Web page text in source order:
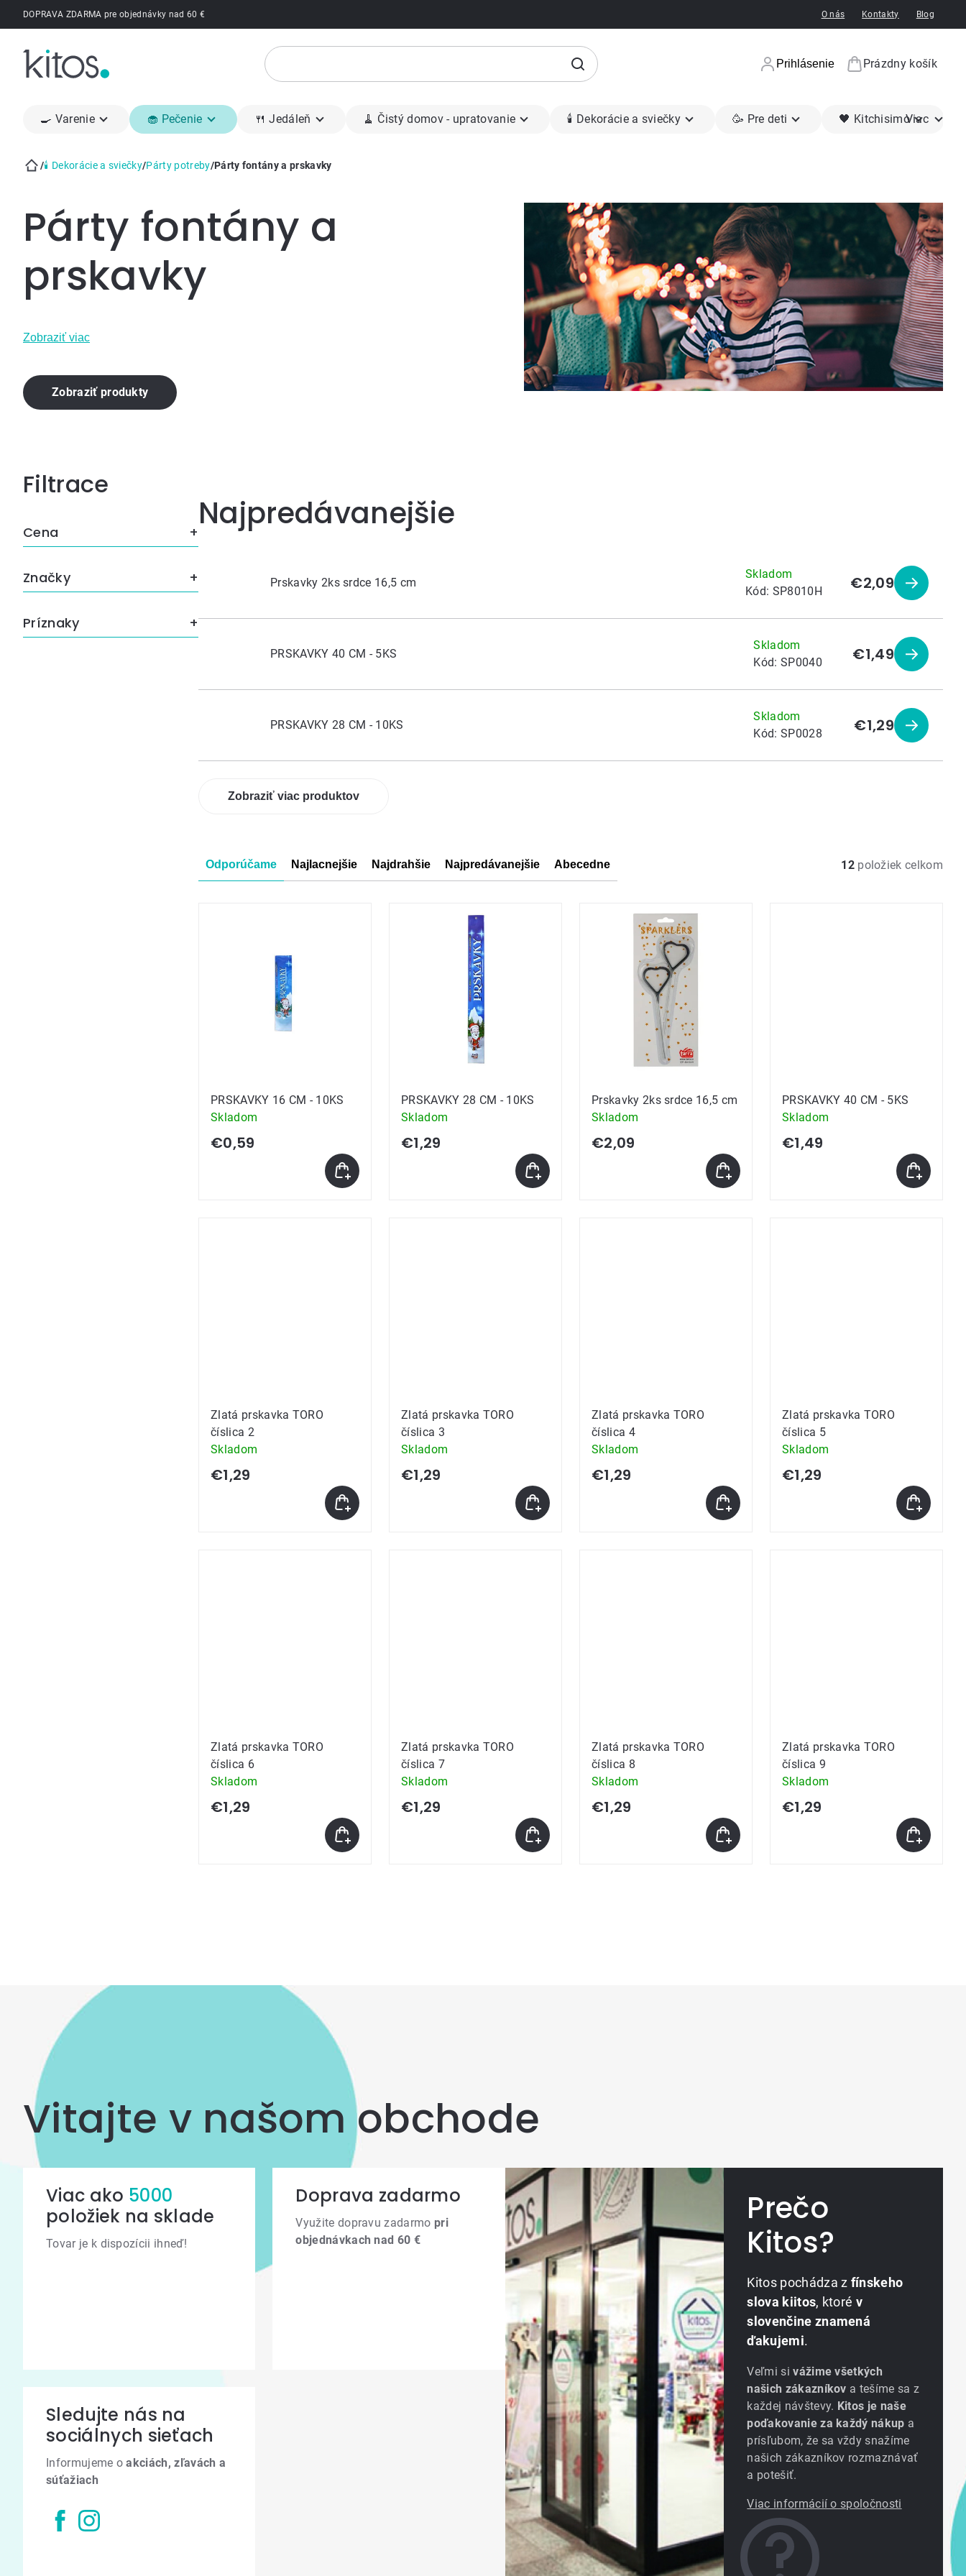
PrejsťDOPRAVA ZDARMA pre objednávky nad 60 € O nás Kontakty Blog
Prihlásenie
Nákupný
Prázdny košík
🍳 Varenie 🧁 Pečenie 🍴 Jedáleň 🧹 Čistý domov - upratovanie 🕯 Dekorácie a sviečky 🥳 Pre deti 🖤 KitchisimoViac
/🕯 Dekorácie a sviečky/Párty potreby/Párty fontány a prskavky
Párty fontány a
prskavky
Zobraziť viac
Zobraziť produkty
Bočný
panel
Cena
Príznaky
Značky
Najpredávanejšie
Prskavky 2ks srdce 16,5 cm
Skladom
Kód: SP8010H €2,09
Zobraziť
PRSKAVKY 40 CM - 5KS
Skladom
Kód:SP0040 €1,49
Zobraziť
PRSKAVKY 28 CM - 10KS
Skladom
Kód:SP0028 €1,29
Zobraziť
Zobraziť viac produktov
Radenie
Odporúčame Najlacnejšie Najdrahšie Najpredávanejšie Abecedne 12položiek celkom
produktov
PRSKAVKY 16 CM - 10KS
Skladom
€0,59
PRSKAVKY 28 CM - 10KS
Skladom
€1,29
Prskavky 2ks srdce 16,5 cm
Skladom
€2,09
PRSKAVKY 40 CM - 5KS
Skladom
€1,49
Zlatá prskavka TORO
číslica 2
Skladom
€1,29
Zlatá prskavka TORO
číslica 3
Skladom
€1,29
Zlatá prskavka TORO
číslica 4
Skladom
€1,29
Zlatá prskavka TORO
číslica 5
Skladom
€1,29
Zlatá prskavka TORO
číslica 6
Skladom
€1,29
Zlatá prskavka TORO
číslica 7
Skladom
€1,29
Zlatá prskavka TORO
číslica 8
Skladom
€1,29
Zlatá prskavka TORO
číslica 9
Skladom
€1,29
Vitajte v našom obchode
Viac ako 5000
položiek na sklade
Tovar je k dispozícii ihneď!
Doprava zadarmo
Využite dopravu zadarmo pri
objednávkach nad 60 €
Sledujte nás na
sociálnych sieťach
Informujeme oakciách, zľavách a
súťažiach
Prečo
Kitos?
Kitos pochádza z fínskeho
slova kiitos, ktoré v
slovenčine znamená
ďakujemi.
Veľmi sivážime všetkých
našich zákazníkov a tešíme sa z
každej návštevy. Kitos je naše
poďakovanie za každý nákup a
prísľubom, že sa vždy snažíme
našich zákazníkov rozmaznávať
a potešiť.
Viac informácií o spoločnosti